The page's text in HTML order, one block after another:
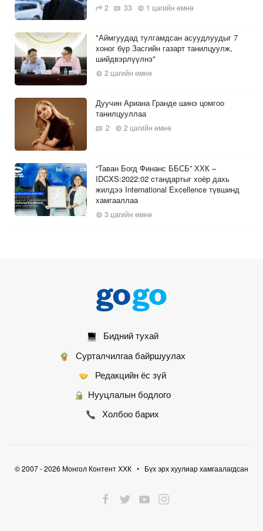
2 33 1 цагийн өмнө
"Аймгуудад тулгамдсан асуудлуудыг 7
хоног бүр Засгийн газарт танилцуулж,
шийдвэрлүүлнэ"
2 цагийн өмнө
Дуучин Ариана Гранде шинэ цомгоо
танилцууллаа
2 2 цагийн өмнө
“Таван Богд Финанс ББСБ” ХХК –
IDCXS:2022:02 cтандартыг хоёр дахь
жилдээ International Excellence түвшинд
хамгааллаа
3 цагийн өмнө
Шаардлагагүй бол 11:00-16:00 цагийн
хооронд гадуур явахгүй байхыг зөвлөв
Бидний тухай
Сурталчилгаа байршуулах
Редакцийн ёс зүй
Нууцлалын бодлого
Холбоо барих
© 2007 - 2026 Монгол Контент ХХК • Бүх эрх хуулиар хамгаалагдсан